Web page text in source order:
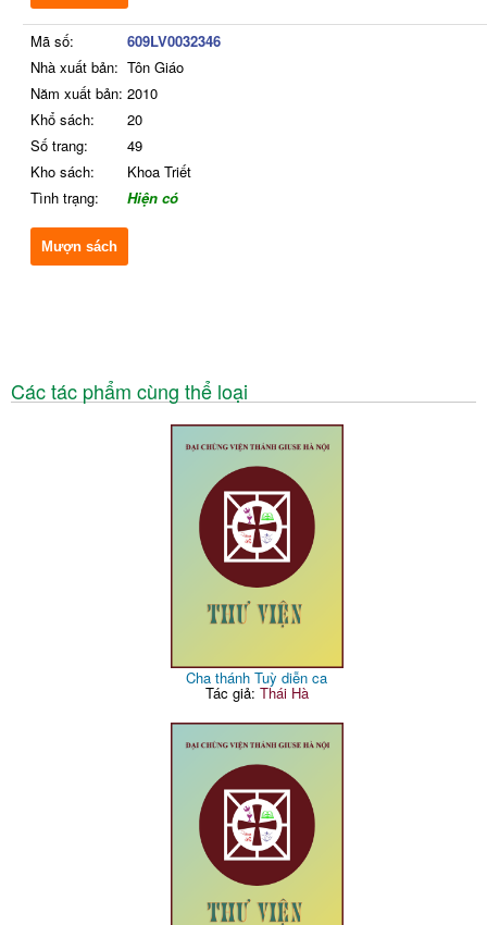
Mã số:
609LV0032346
Nhà xuất bản: Tôn Giáo
Năm xuất bản: 2010
Khổ sách:
20
Số trang:
49
Kho sách:
Khoa Triết
Tình trạng:
Hiện có
Mượn sách
Các tác phẩm cùng thể loại
Cha thánh Tuỳ diễn ca
Tác giả: Thái Hà